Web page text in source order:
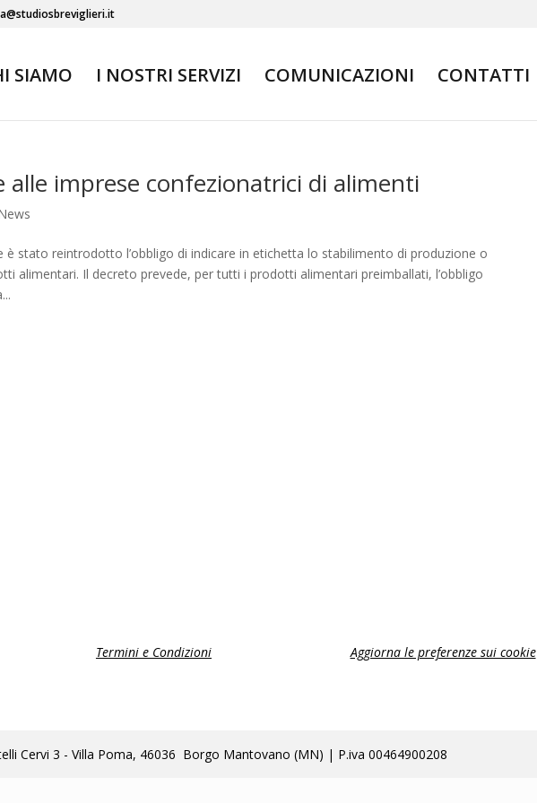
SIAMO I NOSTRI SERVIZI COMUNICAZIONI CONTATTI
alle imprese confezionatrici di alimenti
è stato reintrodotto l’obbligo di indicare in etichetta lo stabilimento di produzione o
alimentari. Il decreto prevede, per tutti i prodotti alimentari preimballati, l’obbligo
Termini e Condizioni Aggiorna le preferenze sui cookie
Cervi 3 - Villa Poma, 46036 Borgo Mantovano (MN) | P.iva 00464900208